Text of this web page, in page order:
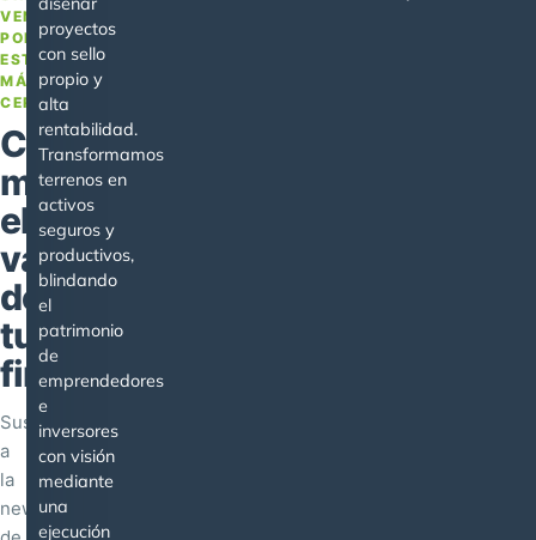
proyectos
con sello
propio y
alta
rentabilidad.
Transformamos
terrenos en
activos
seguros y
productivos,
blindando
el
patrimonio
de
emprendedores
e
inversores
con visión
mediante
una
ejecución
VENTAJA
POR
ESTAR
MÁS
CERCA
Conoce
mejor
el
valor
de
tu
finca
Suscríbete
a
la
newsletter